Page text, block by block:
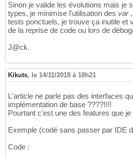
Sinon je valide les évolutions mais je
types, je minimise l'utilisation des var
tests ponctuels, je trouve ça inutile et
de la reprise de code ou lors de
J@ck.
Kikuts, le 14/11/2018 à 18h21
L'article ne parle pas des interfaces
implémentation de base ????!!!!
Pourtant c'est une des features que je
Exemple (codé sans passer par IDE
Code :